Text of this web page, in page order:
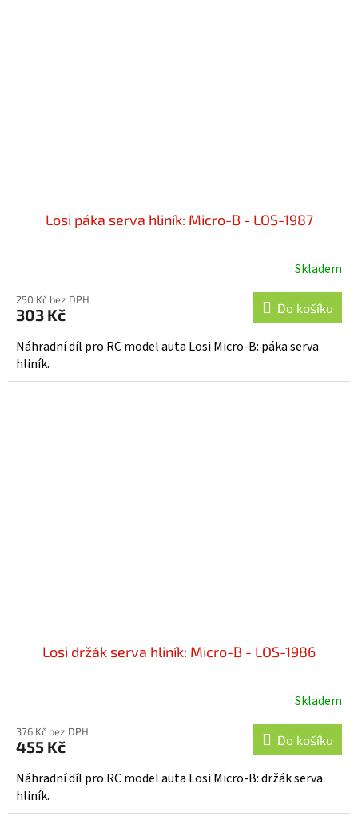
Losi páka serva hliník: Micro-B - LOS-1987
Skladem
250 Kč bez DPH
303 Kč Do košíku
Náhradní díl pro RC model auta Losi Micro-B: páka serva
hliník.
Losi držák serva hliník: Micro-B - LOS-1986
Skladem
376 Kč bez DPH
455 Kč Do košíku
Náhradní díl pro RC model auta Losi Micro-B: držák serva
hliník.